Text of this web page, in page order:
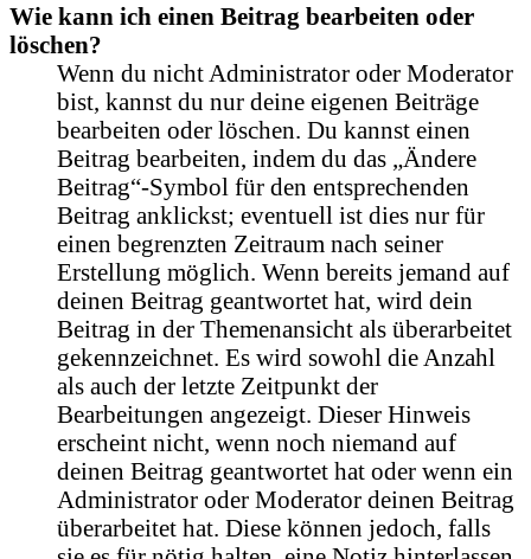
Wie kann ich einen Beitrag bearbeiten oder
löschen?
Wenn du nicht Administrator oder Moderator
bist, kannst du nur deine eigenen Beiträge
bearbeiten oder löschen. Du kannst einen
Beitrag bearbeiten, indem du das „Ändere
Beitrag“-Symbol für den entsprechenden
Beitrag anklickst; eventuell ist dies nur für
einen begrenzten Zeitraum nach seiner
Erstellung möglich. Wenn bereits jemand auf
deinen Beitrag geantwortet hat, wird dein
Beitrag in der Themenansicht als überarbeitet
gekennzeichnet. Es wird sowohl die Anzahl
als auch der letzte Zeitpunkt der
Bearbeitungen angezeigt. Dieser Hinweis
erscheint nicht, wenn noch niemand auf
deinen Beitrag geantwortet hat oder wenn ein
Administrator oder Moderator deinen Beitrag
überarbeitet hat. Diese können jedoch, falls